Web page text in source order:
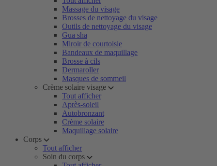
Massage du visage
Brosses de nettoyage du visage
Outils de nettoyage du visage
Gua sha
Miroir de courtoisie
Bandeaux de maquillage
Brosse à cils
Dermaroller
Masques de sommeil
Crème solaire visage
Tout afficher
Après-soleil
Autobronzant
Crème solaire
Maquillage solaire
Corps
Tout afficher
Soin du corps